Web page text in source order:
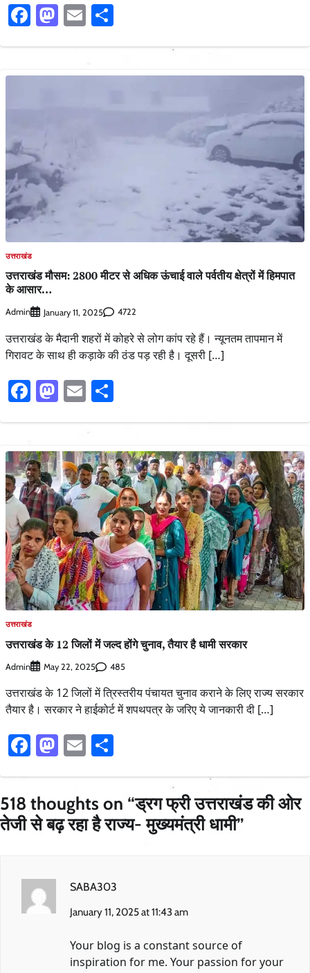
Facebook
Mastodon
Email
उत्तराखंड
उत्तराखंड मौसम: 2800 मीटर से अधिक ऊंचाई वाले पर्वतीय क्षेत्रों में हिमपात
के आसार…
Admin January 11, 2025 4722
उत्तराखंड के मैदानी शहरों में कोहरे से लोग कांप रहे हैं। न्यूनतम तापमान में
गिरावट के साथ ही कड़ाके की ठंड पड़ रही है। दूसरी […]
Facebook
Mastodon
Email
उत्तराखंड
उत्तराखंड के 12 जिलों में जल्द होंगे चुनाव, तैयार है धामी सरकार
Admin May 22, 2025 485
उत्तराखंड के 12 जिलों में त्रिस्तरीय पंचायत चुनाव कराने के लिए राज्य सरकार
तैयार है। सरकार ने हाईकोर्ट में शपथपत्र के जरिए ये जानकारी दी […]
Facebook
Mastodon
Email
518 thoughts on “ड्रग फ्री उत्तराखंड की ओर
तेजी से बढ़ रहा है राज्य- मुख्यमंत्री धामी”
SABA303
January 11, 2025 at 11:43 am
Your blog is a constant source of
inspiration for me. Your passion for your